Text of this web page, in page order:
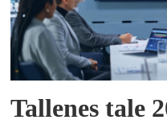
Tallenes tale